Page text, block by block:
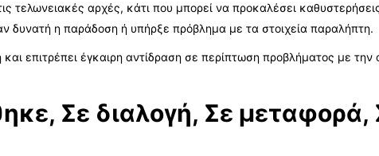
τελωνειακές αρχές, κάτι που μπορεί να προκαλέσει
δυνατή η παράδοση ή υπήρξε πρόβλημα με τα στοιχεία παραλήπτη.
επιτρέπει έγκαιρη αντίδραση σε περίπτωση προβλήματος με την
Σε διαλογή, Σε μεταφορά,